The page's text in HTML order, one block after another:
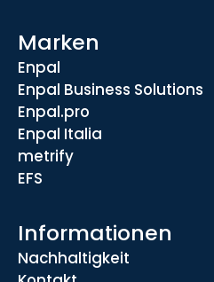
Marken
Enpal
Enpal Business Solutions
Enpal.pro
Enpal Italia
metrify
EFS
Informationen
Nachhaltigkeit